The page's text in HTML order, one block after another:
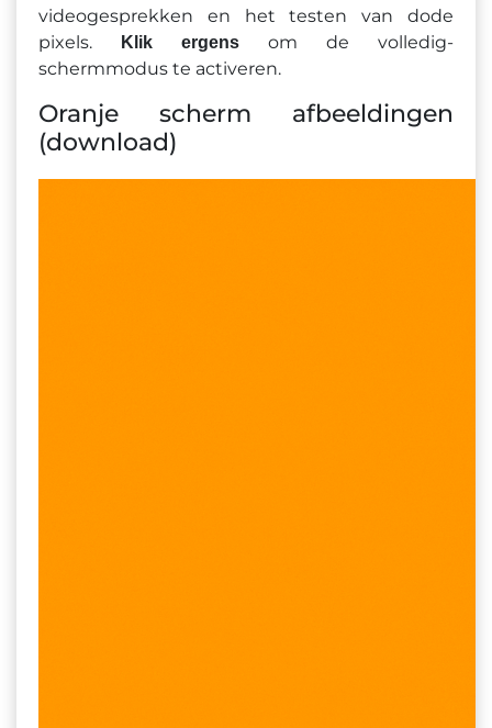
videogesprekken en het testen van dode
pixels.
Klik ergens om de volledig-
schermmodus te activeren.
Oranje scherm afbeeldingen
(download)